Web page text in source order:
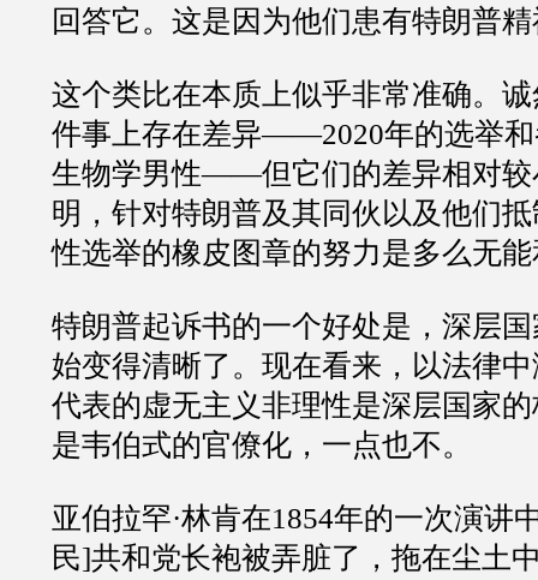
回答它。这是因为他们患有特朗普
这个类比在本质上似乎非常准确。
件事上存在差异——2020年的选举
生物学男性——但它们的差异相对
明，针对特朗普及其同伙以及他们
性选举的橡皮图章的努力是多么无
特朗普起诉书的一个好处是，深层
始变得清晰了。现在看来，以法律
代表的虚无主义非理性是深层国家
是韦伯式的官僚化，一点也不。
亚伯拉罕·林肯在1854年的一次演讲
民]共和党长袍被弄脏了，拖在尘土